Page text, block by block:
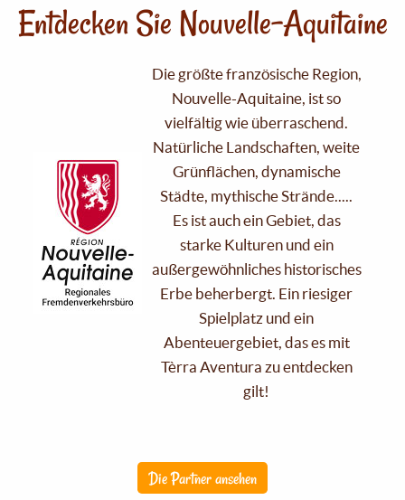
Entdecken Sie Nouvelle-Aquitaine
Die größte französische Region,
Nouvelle-Aquitaine, ist so
vielfältig wie überraschend.
Natürliche Landschaften, weite
Grünflächen, dynamische
Städte, mythische Strände.....
Es ist auch ein Gebiet, das
starke Kulturen und ein
außergewöhnliches historisches
Erbe beherbergt. Ein riesiger
Spielplatz und ein
Abenteuergebiet, das es mit
Tèrra Aventura zu entdecken
gilt!
Die Partner ansehen